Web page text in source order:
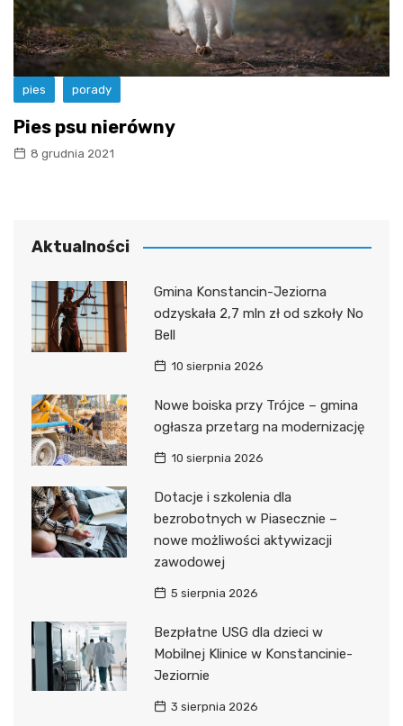
pies porady
Pies psu nierówny
8 grudnia 2021
Aktualności
Gmina Konstancin-Jeziorna
odzyskała 2,7 mln zł od szkoły No
Bell
10 sierpnia 2026
Nowe boiska przy Trójce – gmina
ogłasza przetarg na modernizację
10 sierpnia 2026
Dotacje i szkolenia dla
bezrobotnych w Piasecznie –
nowe możliwości aktywizacji
zawodowej
5 sierpnia 2026
Bezpłatne USG dla dzieci w
Mobilnej Klinice w Konstancinie-
Jeziornie
3 sierpnia 2026